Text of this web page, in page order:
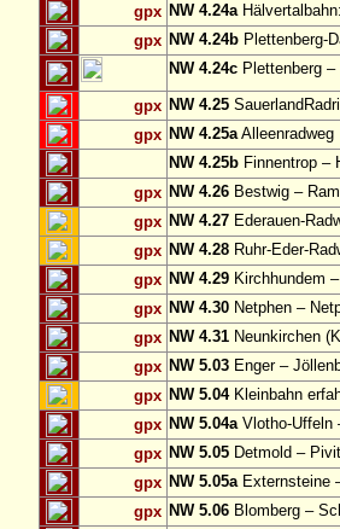
gpx NW 4.24a
gpx NW 4.24b Plettenberg-
NW 4.24c Plettenberg
gpx NW 4.25
gpx NW 4.25aAlleenradweg
NW 4.25b Finnentrop –
gpx NW 4.26 Bestwig –
gpx NW 4.27 Ederauen-
gpx NW 4.28 Ruhr-Eder-
gpx NW 4.29 Kirchhundem
gpx NW 4.30 Netphen –
gpx NW 4.31 Neunkirchen
gpx NW 5.03 Enger –
gpx NW 5.04Kleinbahn
gpx NW 5.04aVlotho-Uffeln
gpx NW 5.05 Detmold –
gpx NW 5.05aExternsteine
gpx NW 5.06 Blomberg –